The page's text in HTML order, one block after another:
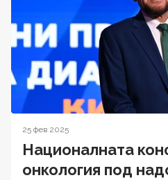
25 фев 2025
Националната
онкология под